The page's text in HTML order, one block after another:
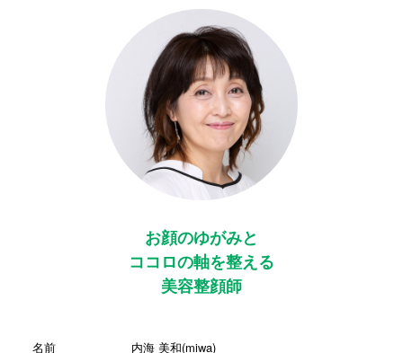
お顔のゆがみと
ココロの軸を整える
美容整顔師
名前 内海 美和(miwa)